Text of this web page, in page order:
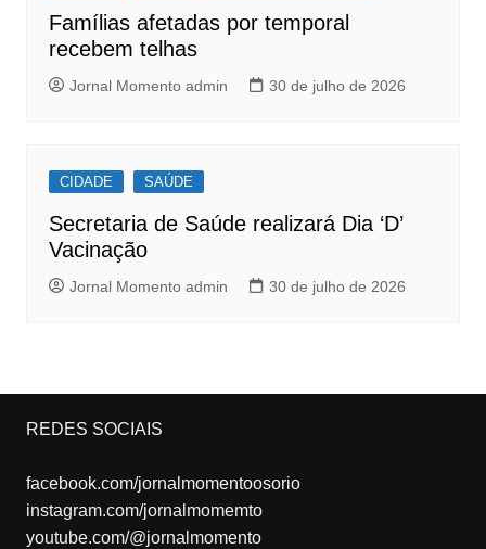
Famílias afetadas por temporal
recebem telhas
Jornal Momento admin 30 de julho de 2026
CIDADE SAÚDE
Secretaria de Saúde realizará Dia ‘D’
Vacinação
Jornal Momento admin 30 de julho de 2026
REDES SOCIAIS
facebook.com/jornalmomentoosorio
instagram.com/jornalmomemto
youtube.com/@jornalmomento